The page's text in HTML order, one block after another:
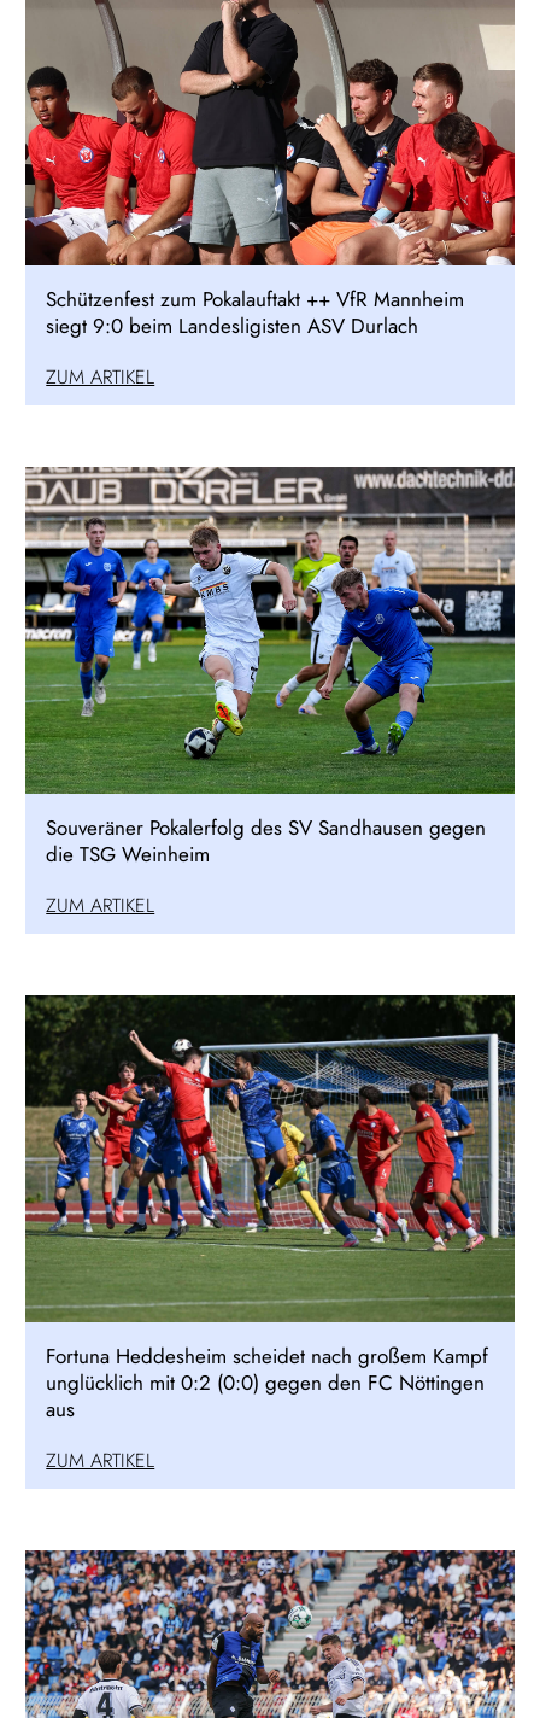
Schützenfest zum Pokalauftakt ++ VfR Mannheim
siegt 9:0 beim Landesligisten ASV Durlach
ZUM ARTIKEL
Souveräner Pokalerfolg des SV Sandhausen gegen
die TSG Weinheim
ZUM ARTIKEL
Fortuna Heddesheim scheidet nach großem Kampf
unglücklich mit 0:2 (0:0) gegen den FC Nöttingen
aus
ZUM ARTIKEL